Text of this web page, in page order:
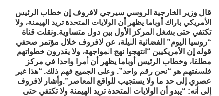
قال وزير الخارجية الروسي سيرجي لافروف إن خطاب الرئيس
الأمريكي باراك أوباما يظهر أن الولايات المتحدة تريد الهيمنة، ولا
تكتفي حتى بشغل المركز الأول بين دول متساوية.ونقلت قناة
“روسيا اليوم” الفضائية الليلة، عن لافروف خلال مؤتمر صحفي
قوله إن الأمريكيين “انتهجوا نهج المواجهة، ولا يقدرون خطواتهم
مطلقا، وخطاب الرئيس أوباما يظهر أن أمرا واحدا في مركز
فلسفتهم هو “نحن رقم واحد”. وعلى الجميع فهم ذلك. “هذا غير
عصري إلى حد ما ولا يستجيب للواقع المعاصر”.وأشار لافروف
إلى أنه: “يبدو أن الولايات المتحدة تريد الهيمنة ولا تكتفي حتى